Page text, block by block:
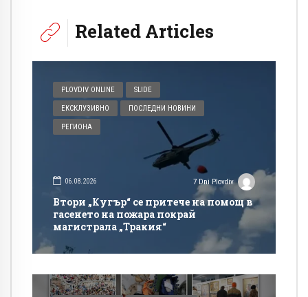
Related Articles
PLOVDIV ONLINE SLIDE
ЕКСКЛУЗИВНО ПОСЛЕДНИ НОВИНИ
РЕГИОНА
06.08.2026 7 Dni Plovdiv
Втори „Кугър“ се притече на помощ в
гасенето на пожара покрай
магистрала „Тракия“